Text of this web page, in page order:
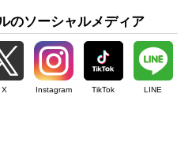
のソーシャルメディア
X Instagram TikTok LINE